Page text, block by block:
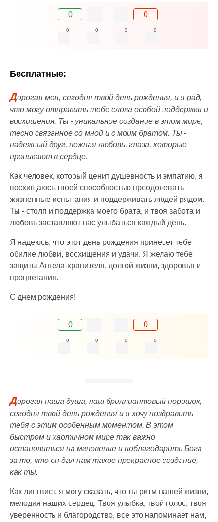
0 0
0 0 0 0
Бесплатные:
Дорогая моя, сегодня твой день рождения, и я рад,
что могу отправить тебе слова особой поддержки и
восхищения. Ты - уникальное создание в этом мире,
тесно связанное со мной и с моим братом. Ты -
надежный друг, нежная любовь, глаза, которые
проникают в сердце.
Как человек, который ценит душевность и эмпатию, я
восхищаюсь твоей способностью преодолевать
жизненные испытания и поддерживать людей рядом.
Ты - столп и поддержка моего брата, и твоя забота и
любовь заставляют нас улыбаться каждый день.
Я надеюсь, что этот день рождения принесет тебе
обилие любви, восхищения и удачи. Я желаю тебе
защиты Ангела-хранителя, долгой жизни, здоровья и
процветания.
С днем рождения!
0 0
0 0 0 0
Дорогая наша душа, наш бриллиантовый порошок,
сегодня твой день рождения и я хочу поздравить
тебя с этим особенным моментом. В этом
быстром и хаотичном мире так важно
остановиться на мгновение и поблагодарить Бога
за то, что он дал нам такое прекрасное создание,
как ты.
Как лингвист, я могу сказать, что ты ритм нашей жизни,
мелодия наших сердец. Твоя улыбка, твой голос, твоя
уверенность и благородство, все это напоминает нам,